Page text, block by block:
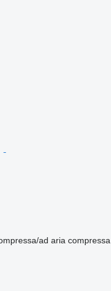
ad aria compressa